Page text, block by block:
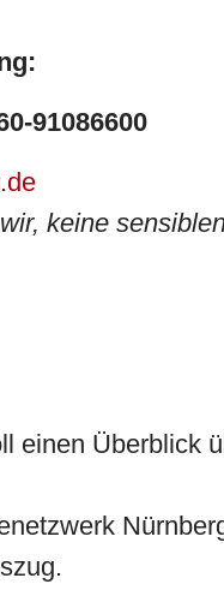
91086600
keine
einen Überblick